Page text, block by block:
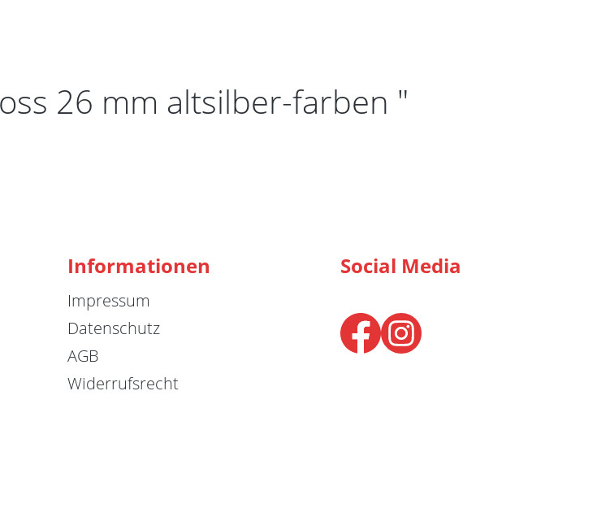
26 mm altsilber-farben "
Informationen
Impressum
Datenschutz
AGB
Widerrufsrecht
Social Media